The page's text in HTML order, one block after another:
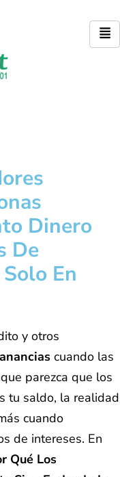
Dinero
De
En
y otros
cuando las
parezca que los
tu saldo, la realidad
cuando
de intereses. En
Qué Los